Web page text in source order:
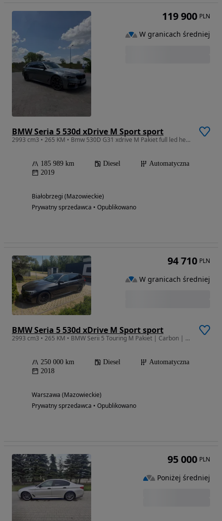
BMW Seria 5 530d xDrive M Sport sport
2993 cm3 • 265 KM • Bmw 530D G31 xdrive M Pakiet full led head up car play zegary 6wb full
185 989 km Diesel
Automatyczna
2019
Białobrzegi (Mazowieckie)
Prywatny sprzedawca • Opublikowano
119 900 PLN
W granicach średniej
BMW Seria 5 530d xDrive M Sport sport
2993 cm3 • 265 KM • BMW Serii 5 Touring M Pakiet | Carbon | Bowers & Wilkins | Ceramika |
250 000 km Diesel
Automatyczna
2018
Warszawa (Mazowieckie)
Prywatny sprzedawca • Opublikowano
94 710 PLN
W granicach średniej
95 000 PLN
Poniżej średniej